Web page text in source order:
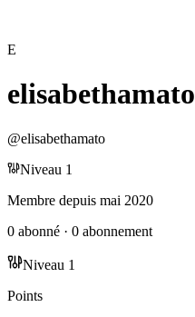
E
elisabethamato
@elisabethamato
Niveau 1
Membre depuis mai 2020
0 abonné · 0 abonnement
Niveau 1
Points